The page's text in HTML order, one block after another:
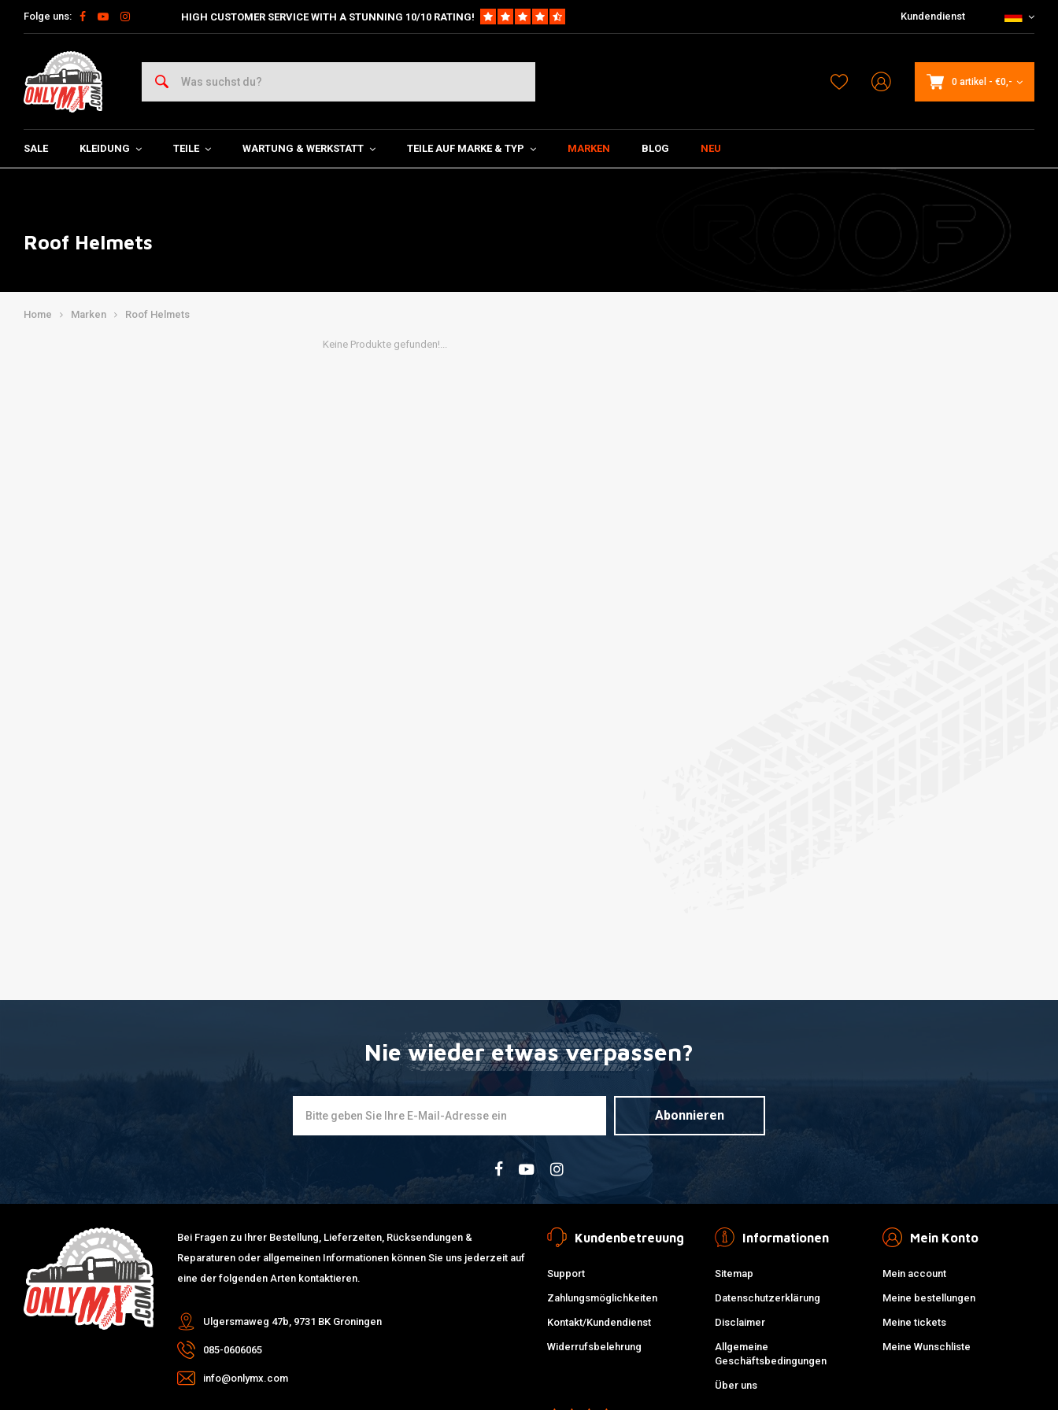
Folge uns: HIGH CUSTOMER SERVICE WITH A STUNNING 10/10 RATING! Kundendienst
0 artikel - €0,-
SALE KLEIDUNG TEILE WARTUNG & WERKSTATT TEILE AUF MARKE & TYP MARKEN BLOG NEU
Roof Helmets
Home Marken Roof Helmets
Keine Produkte gefunden!...
Nie wieder etwas verpassen?
Abonnieren
Bei Fragen zu Ihrer Bestellung, Lieferzeiten, Rücksendungen &
Reparaturen oder allgemeinen Informationen können Sie uns jederzeit auf
eine der folgenden Arten kontaktieren.
Ulgersmaweg 47b, 9731 BK Groningen
085-0606065
info@onlymx.com
Kundenbetreuung
Support
Zahlungsmöglichkeiten
Kontakt/Kundendienst
Widerrufsbelehrung
Informationen
Sitemap
Datenschutzerklärung
Disclaimer
Allgemeine
Geschäftsbedingungen
Über uns
Mein Konto
Mein account
Meine bestellungen
Meine tickets
Meine Wunschliste